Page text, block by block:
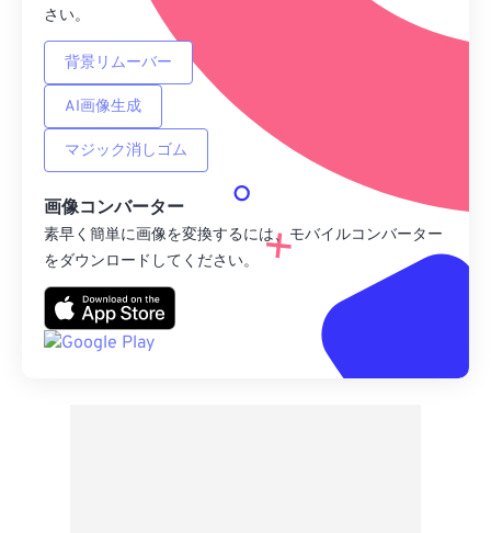
さい。
背景リムーバー
AI画像生成
マジック消しゴム
画像コンバーター
素早く簡単に画像を変換するには、モバイルコンバーター
をダウンロードしてください。